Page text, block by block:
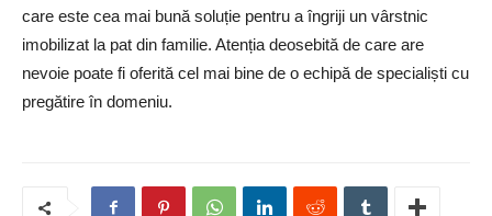
care este cea mai bună soluție pentru a îngriji un vârstnic
imobilizat la pat din familie. Atenția deosebită de care are
nevoie poate fi oferită cel mai bine de o echipă de specialiști cu
pregătire în domeniu.